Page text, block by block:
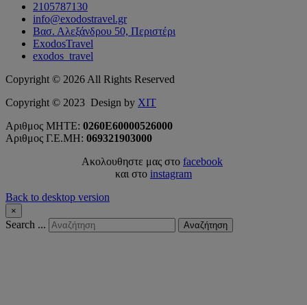
2105787130
info@exodostravel.gr
Βασ. Αλεξάνδρου 50, Περιστέρι
ExodosTravel
exodos_travel
Copyright © 2026 All Rights Reserved
Copyright © 2023 Design by XIT
Αριθμoς ΜΗΤΕ: 0260E60000526000
Αριθμος Γ.Ε.ΜΗ: 069321903000
Ακολουθηστε μας στο facebook
και στο instagram
Back to desktop version
×
Search ... Αναζήτηση